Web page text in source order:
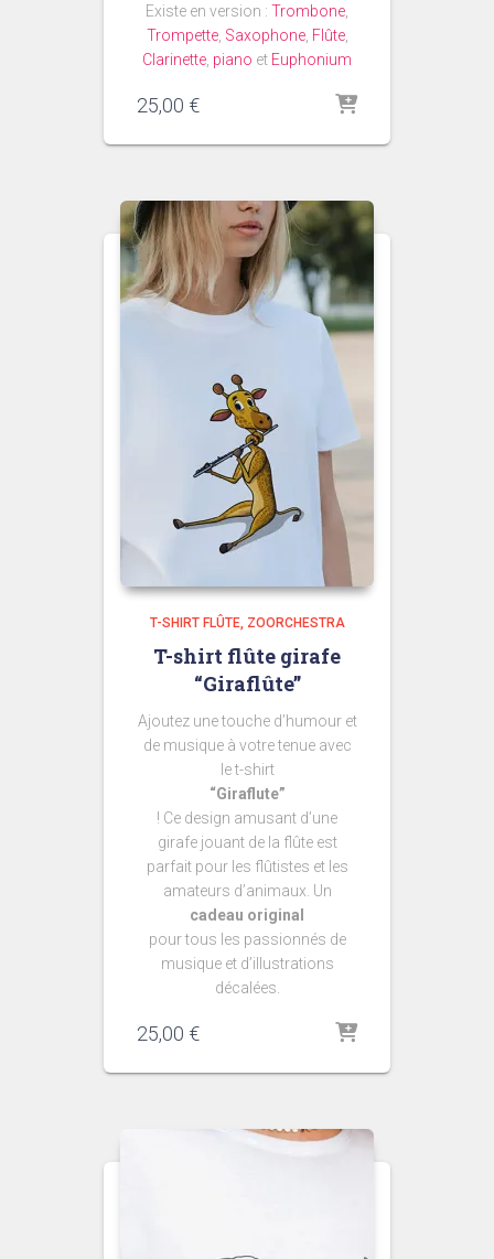
Existe en version : Trombone
Trompette, Saxophone, Flûte,
Clarinette piano et Euphonium
25,00 €
T-SHIRT FLÛTE ZOORCHESTRA
T-shirt flûte girafe
“Giraflûte”
Ajoutez une touche d’humour et
de musique à votre tenue avec
le t-shirt
“Giraflute”
! Ce design amusant d’une
girafe jouant de la flûte est
parfait pour les flûtistes et les
amateurs d’animaux. Un
cadeau original
pour tous les passionnés de
musique et d’illustrations
décalées.
25,00 €